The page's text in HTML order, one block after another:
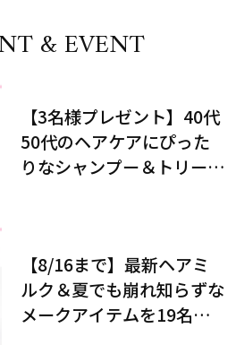
& EVENT
【3名様プレゼント】40代
50代のヘアケアにぴった
りなシャンプー＆トリート
【8/16まで】最新ヘアミ
ルク＆夏でも崩れ知らずな
メークアイテムを19名様